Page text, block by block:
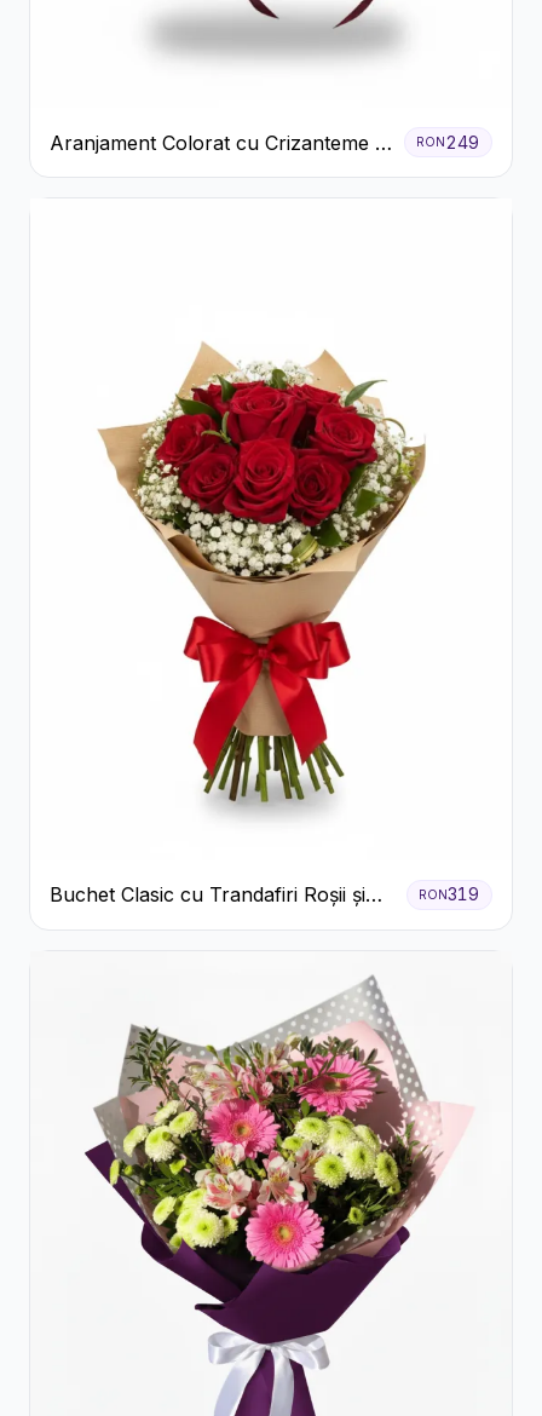
Aranjament Colorat cu Crizanteme în
Cutie Rustică
RON 249
Buchet Clasic cu Trandafiri Roșii și
Gypsophila
RON319